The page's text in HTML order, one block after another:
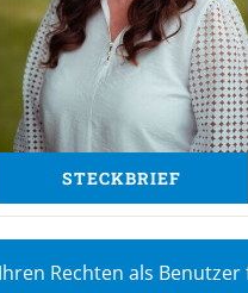
STECKBRIEF
Rechten als